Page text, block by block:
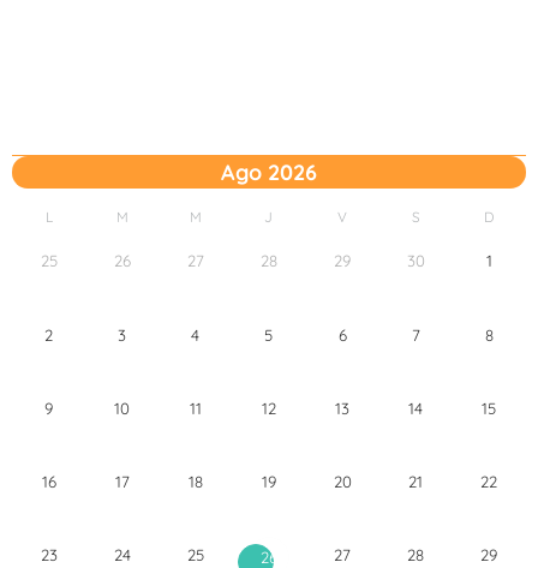
Ago 2026
L M M J V S D
25 26 27 28 29 30 1
2 3 4 5 6 7 8
9 10 11 12 13 14 15
16 17 18 19 20 21 22
23 24 25 26 27 28 29